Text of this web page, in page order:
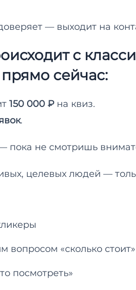
— выходит на
с
сейчас:
150 000 ₽на квиз.
.
пока не смотришь
целевых людей —
вопросом «сколько стоит»
посмотреть»